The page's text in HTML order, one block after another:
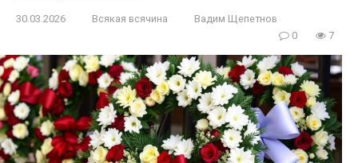
30.03.2026 Всякая всячина
Вадим Щепетнов
0
7